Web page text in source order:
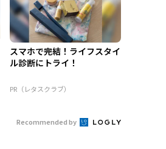
スマホで完結！ライフスタイ
ル診断にトライ！
PR（レタスクラブ）
Recommended by